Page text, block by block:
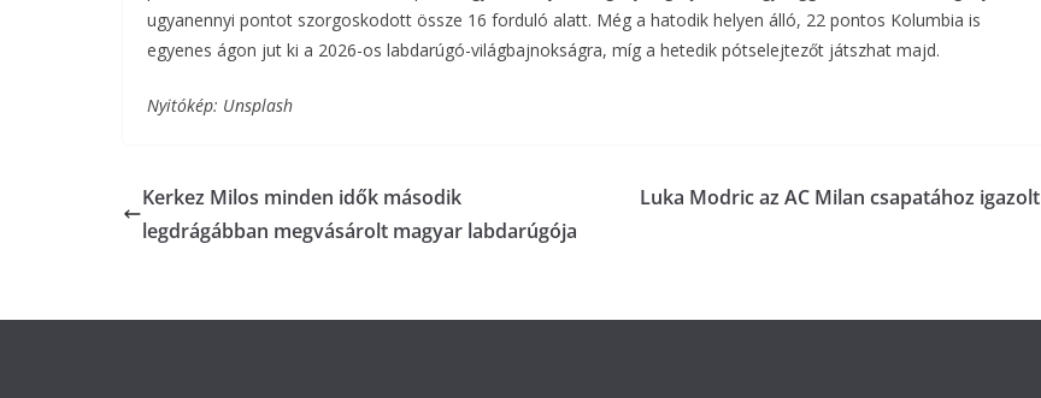
ugyanennyi pontot szorgoskodott össze 16 forduló alatt. Még a hatodik helyen álló, 22 pontos Kolumbia is
egyenes ágon jut ki a 2026-os labdarúgó-világbajnokságra, míg a hetedik pótselejtezőt játszhat majd.
Nyitókép: Unsplash
Kerkez Milos minden idők második
legdrágábban megvásárolt magyar labdarúgója
Luka Modric az AC Milan csapatához igazolt